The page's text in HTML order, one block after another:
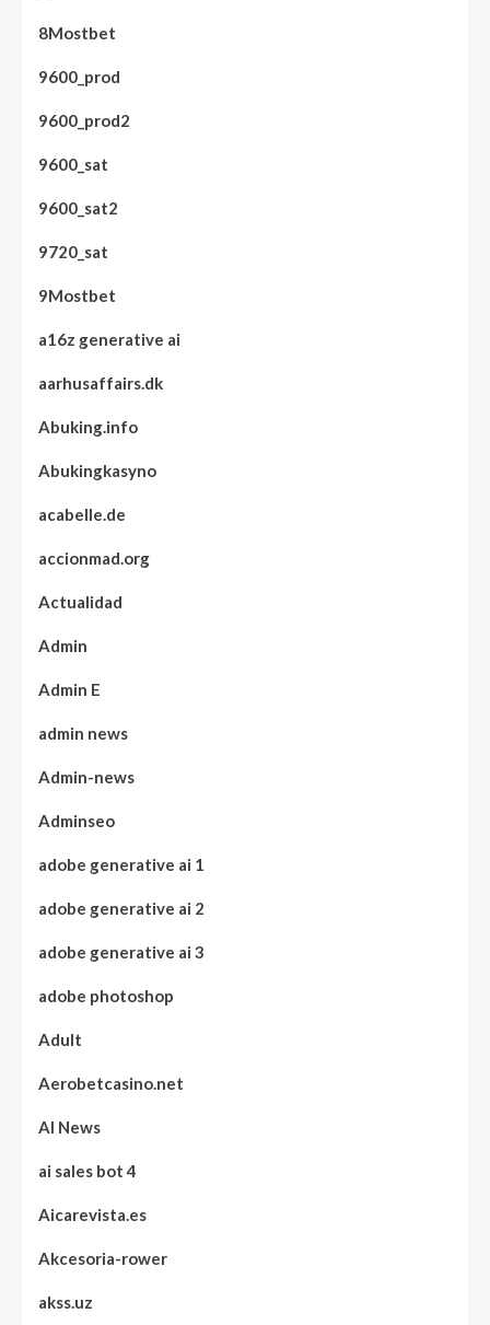
8Mostbet
9600_prod
9600_prod2
9600_sat
9600_sat2
9720_sat
9Mostbet
a16z generative ai
aarhusaffairs.dk
Abuking.info
Abukingkasyno
acabelle.de
accionmad.org
Actualidad
Admin
Admin E
admin news
Admin-news
Adminseo
adobe generative ai 1
adobe generative ai 2
adobe generative ai 3
adobe photoshop
Adult
Aerobetcasino.net
AI News
ai sales bot 4
Aicarevista.es
Akcesoria-rower
akss.uz